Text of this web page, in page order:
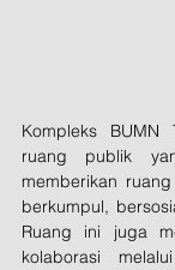
Kompleks BUMN
ruang publik
memberikan
berkumpul,
Ruang ini juga
kolaborasi